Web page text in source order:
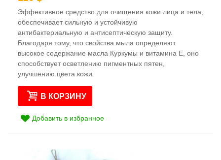
Эффективное средство для очищения кожи лица и тела,
обеспечивает сильную и устойчивую
антибактериальную и антисептическую защиту.
Благодаря тому, что свойства мыла определяют
высокое содержание масла Куркумы и витамина Е, оно
способствует осветлению пигментных пятен,
улучшению цвета кожи.
В КОРЗИНУ
Добавить в избранное